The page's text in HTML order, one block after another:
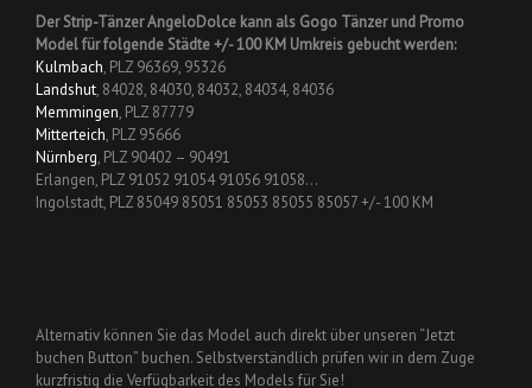
Der Strip-Tänzer AngeloDolce kann als Gogo Tänzer und Promo
Model für folgende Städte +/- 100 KM Umkreis gebucht werden:
Kulmbach, PLZ 96369, 95326
Landshut, 84028, 84030, 84032, 84034, 84036
Memmingen, PLZ 87779
Mitterteich, PLZ 95666
Nürnberg, PLZ 90402 – 90491
Erlangen, PLZ 91052 91054 91056 91058…
Ingolstadt, PLZ 85049 85051 85053 85055 85057 +/- 100 KM
Alternativ können Sie das Model auch direkt über unseren “Jetzt
buchen Button” buchen. Selbstverständlich prüfen wir in dem Zuge
kurzfristig die Verfügbarkeit des Models für Sie!